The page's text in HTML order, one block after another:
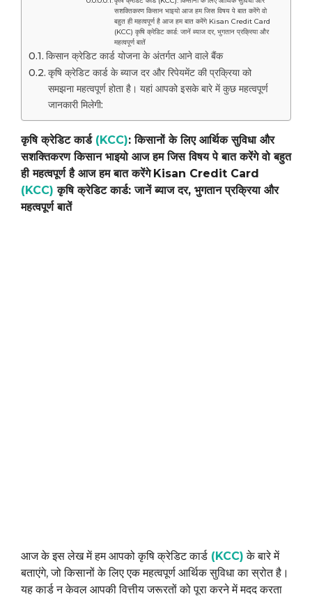
सशक्तिकरण किसान भाइयो आज हम जिस विषय पे बात करेंगे वो
बहुत ही महत्वपूर्ण है आज हम बात करेंगे Kisan Credit Card
(KCC) कृषि क्रेडिट कार्ड: जानें ब्याज दर, भुगतान प्रक्रिया और
महत्वपूर्ण बातें
किसान क्रेडिट कार्ड योजना के अंतर्गत आने वाले बैंक
कृषि क्रेडिट कार्ड के ब्याज दर और रिपेयमेंट की प्रक्रिया को
समझना महत्वपूर्ण होता है। यहां आपको इसके बारे में कुछ महत्वपूर्ण
जानकारी मिलेगी:
कृषि क्रेडिट कार्ड (KCC): किसानों के लिए आर्थिक सुविधा और
सशक्तिकरण किसान भाइयो आज हम जिस विषय पे बात करेंगे वो बहुत
ही महत्वपूर्ण है आज हम बात करेंगे Kisan Credit Card
(KCC)कृषि क्रेडिट कार्ड: जानें ब्याज दर, भुगतान प्रक्रिया और
महत्वपूर्ण बातें
आज के इस लेख में हम आपको कृषि क्रेडिट कार्ड (KCC) के बारे में
बताएंगे, जो किसानों के लिए एक महत्वपूर्ण आर्थिक सुविधा का स्रोत है।
यह कार्ड न केवल आपकी वित्तीय जरूरतों को पूरा करने में मदद करता